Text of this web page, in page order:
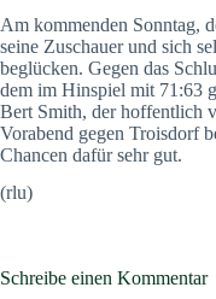
Am kommenden Sonntag,
seine Zuschauer und sich
beglücken. Gegen das
dem im Hinspiel mit 71:63
Bert Smith, der hoffentlich
Vorabend gegen Troisdorf
Chancen dafür sehr gut.
(rlu)
Schreibe einen Kommentar